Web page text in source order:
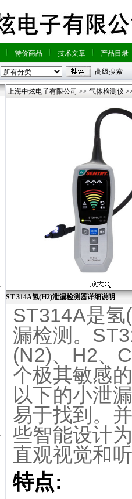
特价商品 技术文章 产品目录
高级搜索
上海中炫电子有限公司 >> 气体检测仪
ST-314A氢(H2)泄漏检测器详细说明
ST314A是
漏检测。
(N2)、H2、
个极其敏感
以下的小泄
易于找到。
些智能设计
直观视觉和
特点: